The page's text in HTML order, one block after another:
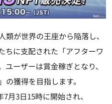
類が世界の王座から陥落し、
ちに支配された「アフターワ
ーザーは賞金稼ぎとなり、
獲得を目指します。
月3日15時に開始され、